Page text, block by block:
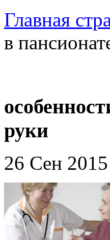
Главная
в
руки
26 Сен 2015